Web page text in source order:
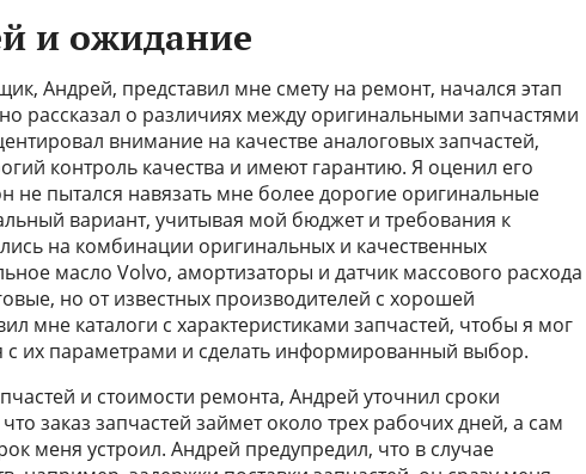
и ожидание
Андрей, представил мне смету на ремонт, начался этап
рассказал о различиях между оригинальными запчастями
внимание на качестве аналоговых запчастей,
контроль качества и имеют гарантию. Я оценил его
не пытался навязать мне более дорогие оригинальные
вариант, учитывая мой бюджет и требования к
на комбинации оригинальных и качественных
масло Volvo, амортизаторы и датчик массового расхода
но от известных производителей с хорошей
мне каталоги с характеристиками запчастей, чтобы я мог
с их параметрами и сделать информированный выбор.
и стоимости ремонта, Андрей уточнил сроки
заказ запчастей займет около трех рабочих дней, а сам
меня устроил. Андрей предупредил, что в случае